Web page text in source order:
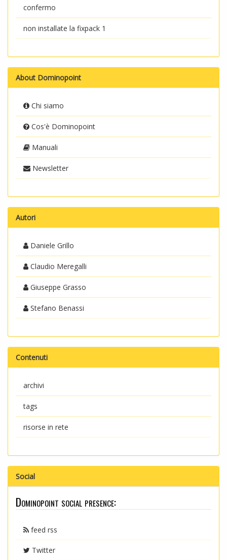
confermo
non installate la fixpack 1
About Dominopoint
Chi siamo
Cos'è Dominopoint
Manuali
Newsletter
Autori
Daniele Grillo
Claudio Meregalli
Giuseppe Grasso
Stefano Benassi
Contenuti
archivi
tags
risorse in rete
Social
Dominopoint social presence:
feed rss
Twitter